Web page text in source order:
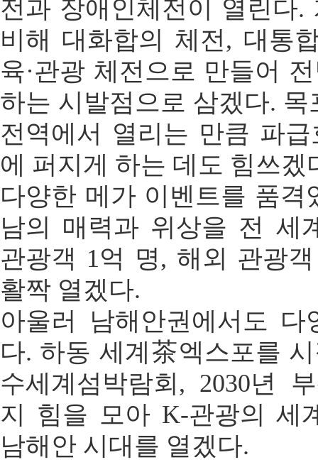
전과 장애인체전이 열린다.
비해 대화합의 체전, 대통
육·관광 체전으로 만들어
하는 시발점으로 삼겠다.
전역에서 열리는 만큼 파
에 퍼지게 하는 데도 힘쓰겠
다양한 메가 이벤트를 품격
남의 매력과 위상을 전 세
관광객 1억 명, 해외 관광
활짝 열겠다.
아울러 남해안권에서도
다. 하동 세계茶엑스포를
수세계섬박람회, 2030년
지 힘을 모아 K-관광의 세
남해안 시대를 열겠다.